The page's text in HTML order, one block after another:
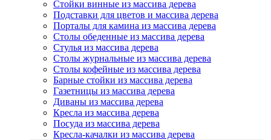
Стойки винные из массива дерева
Подставки для цветов и массива дерева
Порталы для камина из массива дерева
Столы обеденные из массива дерева
Стулья из массива дерева
Столы журнальные из массива дерева
Столы кофейные из массива дерева
Барные стойки из массива дерева
Газетницы из массива дерева
Диваны из массива дерева
Кресла из массива дерева
Посуда из массива дерева
Кресла-качалки из массива дерева